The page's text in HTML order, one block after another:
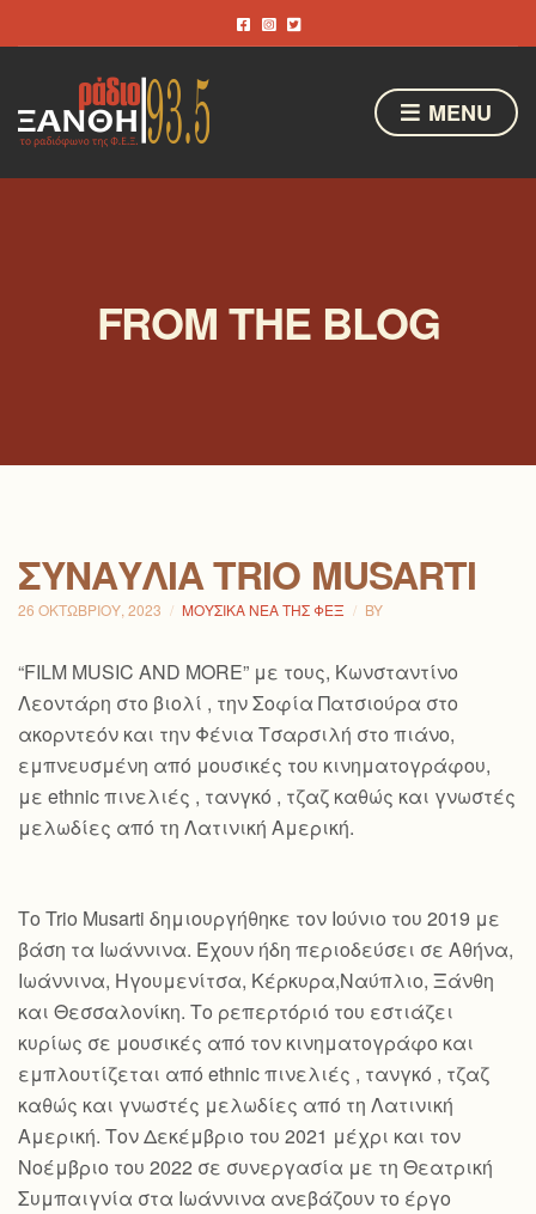
MENU
FROM THE BLOG
ΣΥΝΑΥΛΊΑ TRIO MUSARTI
26 ΟΚΤΩΒΡΊΟΥ, 2023 ΜΟΥΣΙΚΆ ΝΈΑ ΤΗΣ ΦΕΞ BY
“FILM MUSIC AND MORE” με τους, Κωνσταντίνο
Λεοντάρη στο βιολί , την Σοφία Πατσιούρα στο
ακορντεόν και την Φένια Τσαρσιλή στο πιάνο,
εμπνευσμένη από μουσικές του κινηματογράφου,
με ethnic πινελιές , τανγκό , τζαζ καθώς και γνωστές
μελωδίες από τη Λατινική Αμερική.
Το Trio Musarti δημιουργήθηκε τον Ιούνιο του 2019 με
βάση τα Ιωάννινα. Έχουν ήδη περιοδεύσει σε Αθήνα,
Ιωάννινα, Ηγουμενίτσα, Κέρκυρα,Ναύπλιο, Ξάνθη
και Θεσσαλονίκη. Το ρεπερτόριό του εστιάζει
κυρίως σε μουσικές από τον κινηματογράφο και
εμπλουτίζεται από ethnic πινελιές , τανγκό , τζαζ
καθώς και γνωστές μελωδίες από τη Λατινική
Αμερική. Τον Δεκέμβριο του 2021 μέχρι και τον
Νοέμβριο του 2022 σε συνεργασία με τη Θεατρική
Συμπαιγνία στα Ιωάννινα ανεβάζουν το έργο